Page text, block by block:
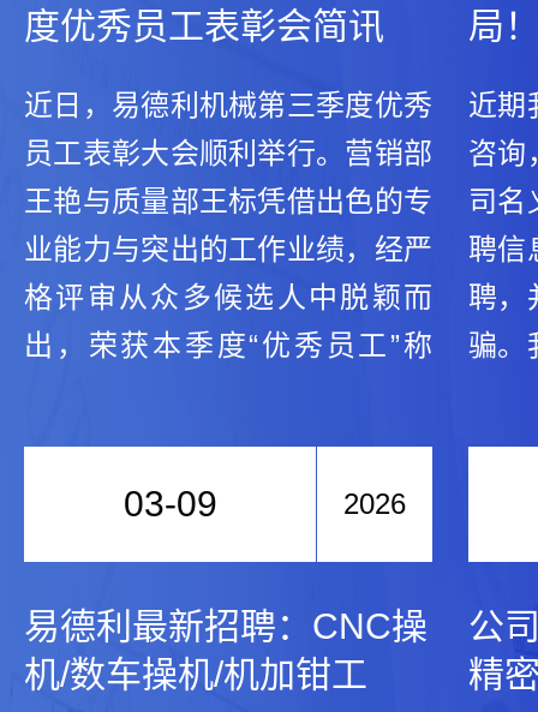
度优秀员工表彰会简讯
近日，易德利机械第三季度优秀
员工表彰大会顺利举行。营销部
王艳与质量部王标凭借出色的专
业能力与突出的工作业绩，经严
格评审从众多候选人中脱颖而
出，荣获本季度“优秀员工”称
奖，同样受到公司表彰与奖励。
总经理赵勇军在讲话中向获奖者
献。他强调，公司始...
局
近期
咨询
司名
聘信
聘，
骗。
我公
03-09 2026
易德利最新招聘：CNC操
机/数车操机/机加钳工
公
精